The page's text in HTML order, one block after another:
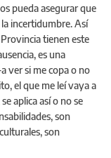
pueda asegurar que
incertidumbre. Así
tienen este
es una
ver si me copa o no
el que me leí vaya a
aplica así o no se
son
son